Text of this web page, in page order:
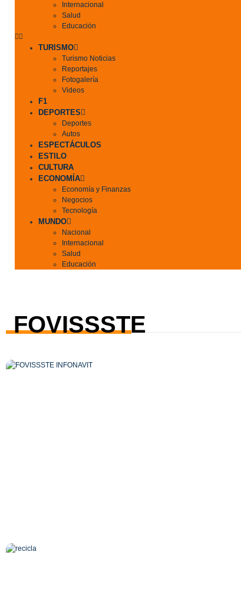
Internacional
Salud
Educación
TURISMO
Turismo Noticias
Reportajes
Fotogalería
Videos
F1
DEPORTES
Deportes
Autos
ESPECTÁCULOS
ESTILO
CULTURA
ECONOMÍA
Economía y Finanzas
Negocios
Tecnología
MUNDO
Nacional
Internacional
Salud
Educación
FOVISSSTE